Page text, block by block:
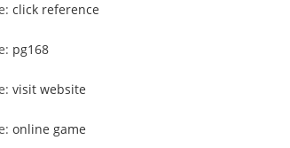
click reference
pg168
visit website
online game